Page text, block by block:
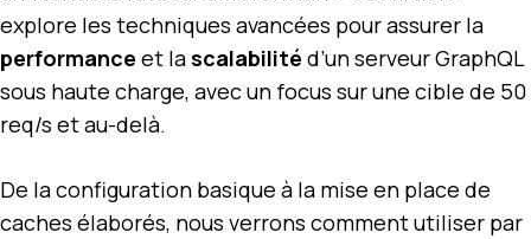
explore les techniques avancées pour assurer la
performance et lascalabilité d’un serveur GraphQL
sous haute charge, avec un focus sur une cible de 50
req/s et au-delà.
De la configuration basique à la mise en place de
caches élaborés, nous verrons comment utiliser par